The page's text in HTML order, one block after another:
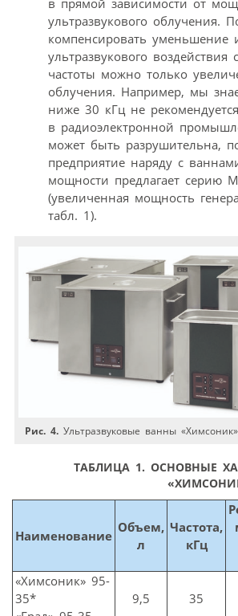
в прямой зависимости от
ультразвукового облучения.
компенсировать уменьшение
ультразвукового воздействия
частоты можно только
облучения. Например, мы
ниже 30 кГц не
в радиоэлектронной
может быть разрушительна,
предприятие наряду с
мощности предлагает серию
(увеличенная мощность
табл. 1).
Рис. 4. Ультразвуковые ванны «Химсоник»
ТАБЛИЦА 1. ОСНОВНЫЕ
Наименование
Объем,
л
Частота,
кГц
«Химсоник» 95-
35*
9,5 35